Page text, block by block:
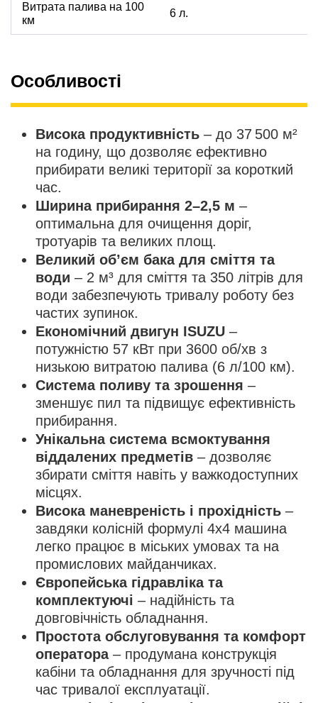
Витрата палива на 100
км
6 л.
Особливості
Висока продуктивність – до 37 500 м²
на годину, що дозволяє ефективно
прибирати великі території за короткий
час.
Ширина прибирання 2–2,5 м –
оптимальна для очищення доріг,
тротуарів та великих площ.
Великий об’єм бака для сміття та
води – 2 м³ для сміття та 350 літрів для
води забезпечують тривалу роботу без
частих зупинок.
Економічний двигун ISUZU –
потужністю 57 кВт при 3600 об/хв з
низькою витратою палива (6 л/100 км).
Система поливу та зрошення –
зменшує пил та підвищує ефективність
прибирання.
Унікальна система всмоктування
віддалених предметів – дозволяє
збирати сміття навіть у важкодоступних
місцях.
Висока маневреність і прохідність –
завдяки колісній формулі 4х4 машина
легко працює в міських умовах та на
промислових майданчиках.
Європейська гідравліка та
комплектуючі – надійність та
довговічність обладнання.
Простота обслуговування та комфорт
оператора– продумана конструкція
кабіни та обладнання для зручності під
час тривалої експлуатації.